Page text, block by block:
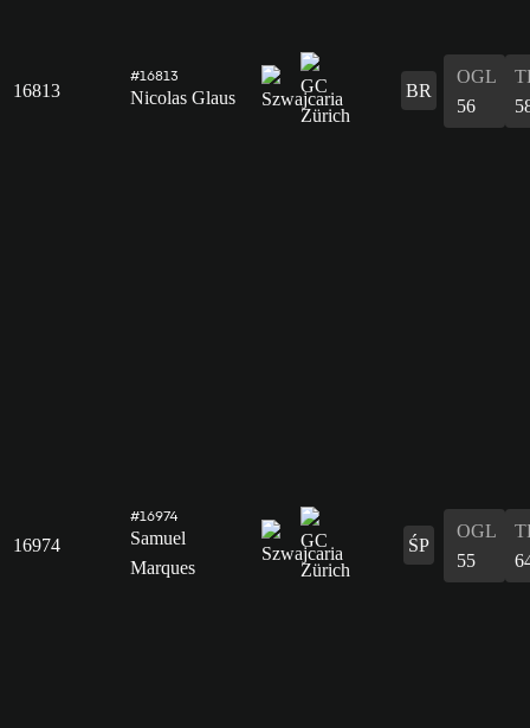
16813
#16813
Nicolas Glaus BR
OGL
56
16974
#16974
Samuel
Marques
ŚP
OGL
55